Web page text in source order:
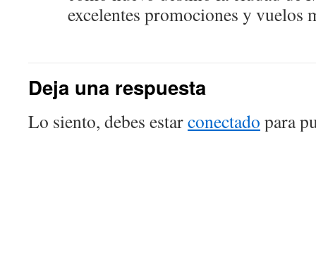
excelentes promociones y vuelos
Deja una respuesta
Lo siento, debes estarconectado para